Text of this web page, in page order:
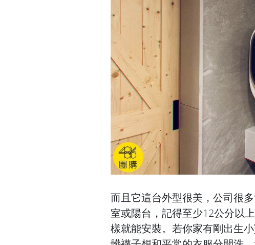
而且它這台外型很美，公司很
室或陽台，記得至少12公分以
樣就能安裝。若你家有剛出生